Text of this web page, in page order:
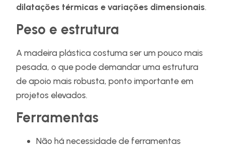
dilatações térmicas e variações dimensionais.
Peso e estrutura
A madeira plástica costuma ser um pouco mais
pesada, o que pode demandar uma estrutura
de apoio mais robusta, ponto importante em
projetos elevados.
Ferramentas
Não há necessidade de ferramentas